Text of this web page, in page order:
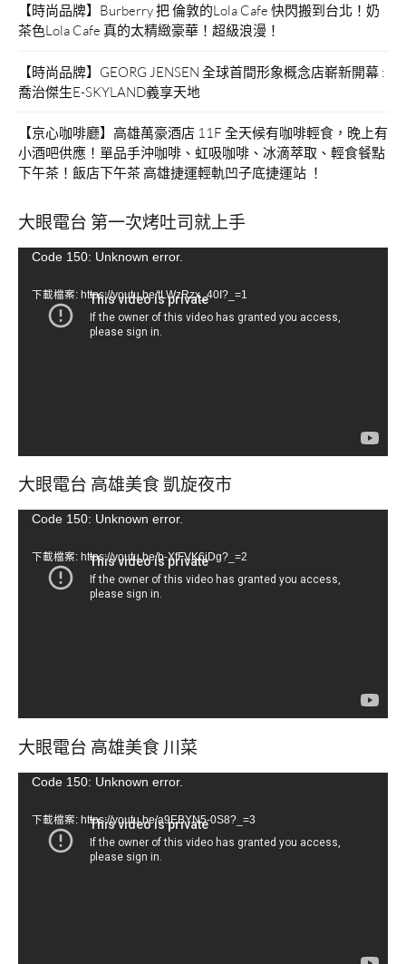
時
光！”
【時尚品牌】Burberry 把 倫敦的Lola Cafe 快閃搬到台北！奶
茶色Lola Cafe 真的太精緻豪華！超級浪漫！
【時尚品牌】GEORG JENSEN 全球首間形象概念店嶄新開幕 :
喬治傑生E-SKYLAND義享天地
【京心咖啡廳】高雄萬豪酒店 11F 全天候有咖啡輕食，晚上有
小酒吧供應！單品手沖咖啡、虹吸咖啡、冰滴萃取、輕食餐點
下午茶！飯店下午茶 高雄捷運輕軌凹子底捷運站 ！
大眼電台 第一次烤吐司就上手
視Code 150: Unknown error.
下載檔案: https://youtu.be/tLWzRzx_40I?_=1
大眼電台 高雄美食 凱旋夜市
視Code 150: Unknown error.
下載檔案: https://youtu.be/b-XfFVK6jDg?_=2
大眼電台 高雄美食 川菜
視Code 150: Unknown error.
下載檔案: https://youtu.be/a9EBYN5-0S8?_=3